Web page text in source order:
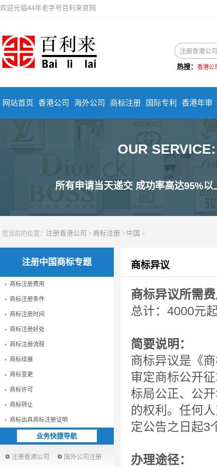
欢迎光临44年老字号百利来官网
热搜： 香港公
网站首页 香港公司 海外公司 商标注册 国际专利 香港年审
OUR
所有申请当天递交 成功率高达95%
您当前的位置： 注册香港公司 > 商标注册 > 中国 >
注册中国商标专题
商标注册费用
商标注册条件
商标注册时间
商标注册好处
商标注册流程
商标续展
商标变更
商标许可
商标转让
商标出具商标注册证明
业务快捷导航
注册香港公司
国外公司注册
商标异议
商标异议所需
总计：4000元
简要说明：
商标异议是《
审定商标公开
标局公正、公
的权利。任何
定公告之日起3
办理途径：